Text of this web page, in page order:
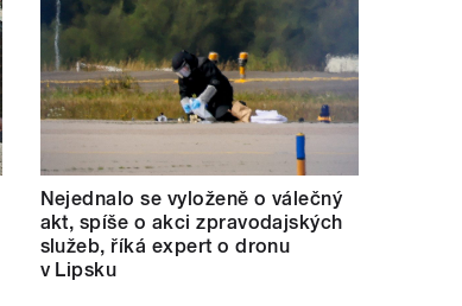
Nejednalo se vyloženě o válečný
akt, spíše o akci zpravodajských
služeb, říká expert o dronu
v Lipsku